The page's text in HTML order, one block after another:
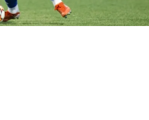
assinar com o Grêmio